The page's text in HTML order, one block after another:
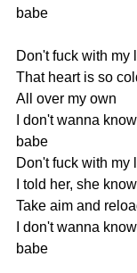
babe
Don't fuck with my
That heart is so
All
over my own
don't wanna know
babe
Don't fuck with my
told her, she
Take aim and
don't wanna know
babe